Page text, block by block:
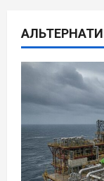
и
п
о
з